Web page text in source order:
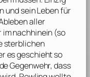
und sein Leben für
aller
nachhinein (so
sterblichen
es geschieht so
Gegenwehr, dass